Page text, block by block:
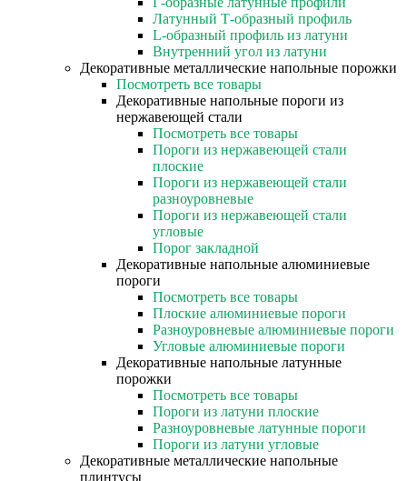
Латунный Т-образный профиль
L-образный профиль из латуни
Внутренний угол из латуни
Декоративные металлические напольные порожки
Посмотреть все товары
Декоративные напольные пороги из
нержавеющей стали
Посмотреть все товары
Пороги из нержавеющей стали
плоские
Пороги из нержавеющей стали
разноуровневые
Пороги из нержавеющей стали
угловые
Порог закладной
Декоративные напольные алюминиевые
пороги
Посмотреть все товары
Плоские алюминиевые пороги
Разноуровневые алюминиевые пороги
Угловые алюминиевые пороги
Декоративные напольные латунные
порожки
Посмотреть все товары
Пороги из латуни плоские
Разноуровневые латунные пороги
Пороги из латуни угловые
Декоративные металлические напольные
плинтусы